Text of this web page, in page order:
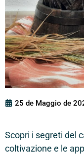
25 de Maggio de
Scopri i segreti del
coltivazione e le